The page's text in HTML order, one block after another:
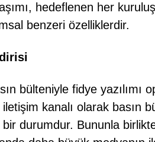
hedeflenen her
benzeri özelliklerdir.
bülteniyle fidye yazılımı
kanalı olarak basın
durumdur. Bununla